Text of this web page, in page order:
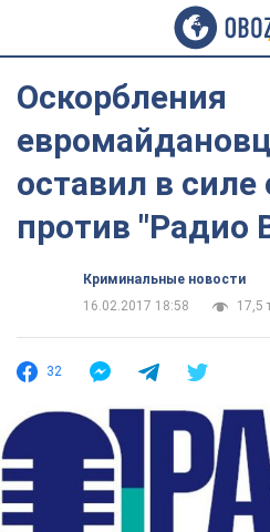
Оскорбления
оставил в силе
против "Радио
Криминальные новости
16.02.2017 18:58
17,5
32